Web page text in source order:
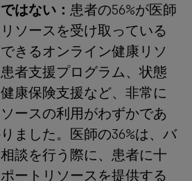
はない： 患者の56%が医師
ソースを受け取っている
きるオンライン健康リソ
者支援プログラム、状態
康保険支援など、非常に
ースの利用がわずかであ
ました。医師の36%は、バ
談を行う際に、患者に十
ートリソースを提供する